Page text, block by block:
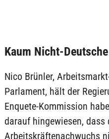
Kaum Nicht-
Nico Brünler,
Parlament, hält der
Enquete-Kommission
darauf hingewiesen, dass
Arbeitskräftenachwuchs